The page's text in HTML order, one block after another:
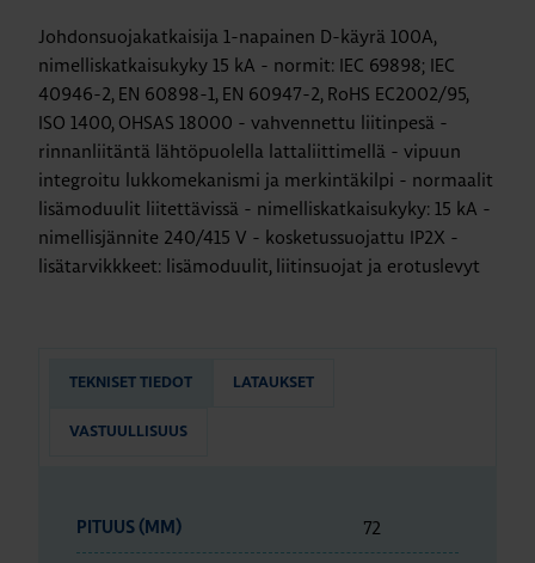
Johdonsuojakatkaisija 1-napainen D-käyrä 100A,
nimelliskatkaisukyky 15 kA - normit: IEC 69898; IEC
40946-2, EN 60898-1, EN 60947-2, RoHS EC2002/95,
ISO 1400, OHSAS 18000 - vahvennettu liitinpesä -
rinnanliitäntä lähtöpuolella lattaliittimellä - vipuun
integroitu lukkomekanismi ja merkintäkilpi - normaalit
lisämoduulit liitettävissä - nimelliskatkaisukyky: 15 kA -
nimellisjännite 240/415 V - kosketussuojattu IP2X -
lisätarvikkkeet: lisämoduulit, liitinsuojat ja erotuslevyt
TEKNISET TIEDOT LATAUKSET
VASTUULLISUUS
PITUUS (MM) 72